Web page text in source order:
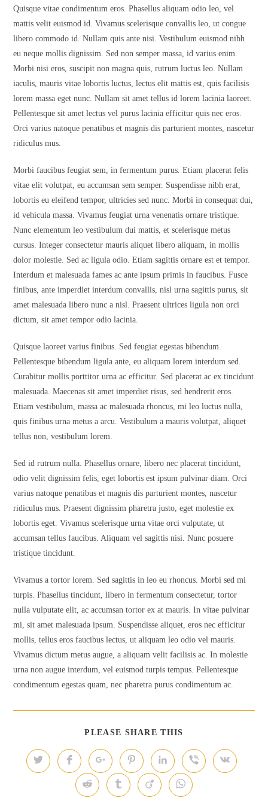
Quisque vitae condimentum eros. Phasellus aliquam odio leo, vel
mattis velit euismod id. Vivamus scelerisque convallis leo, ut congue
libero commodo id. Nullam quis ante nisi. Vestibulum euismod nibh
eu neque mollis dignissim. Sed non semper massa, id varius enim.
Morbi nisi eros, suscipit non magna quis, rutrum luctus leo. Nullam
iaculis, mauris vitae lobortis luctus, lectus elit mattis est, quis facilisis
lorem massa eget nunc. Nullam sit amet tellus id lorem lacinia laoreet.
Pellentesque sit amet lectus vel purus lacinia efficitur quis nec eros.
Orci varius natoque penatibus et magnis dis parturient montes, nascetur
ridiculus mus.
Morbi faucibus feugiat sem, in fermentum purus. Etiam placerat felis
vitae elit volutpat, eu accumsan sem semper. Suspendisse nibh erat,
lobortis eu eleifend tempor, ultricies sed nunc. Morbi in consequat dui,
id vehicula massa. Vivamus feugiat urna venenatis ornare tristique.
Nunc elementum leo vestibulum dui mattis, et scelerisque metus
cursus. Integer consectetur mauris aliquet libero aliquam, in mollis
dolor molestie. Sed ac ligula odio. Etiam sagittis ornare est et tempor.
Interdum et malesuada fames ac ante ipsum primis in faucibus. Fusce
finibus, ante imperdiet interdum convallis, nisl urna sagittis purus, sit
amet malesuada libero nunc a nisl. Praesent ultrices ligula non orci
dictum, sit amet tempor odio lacinia.
Quisque laoreet varius finibus. Sed feugiat egestas bibendum.
Pellentesque bibendum ligula ante, eu aliquam lorem interdum sed.
Curabitur mollis porttitor urna ac efficitur. Sed placerat ac ex tincidunt
malesuada. Maecenas sit amet imperdiet risus, sed hendrerit eros.
Etiam vestibulum, massa ac malesuada rhoncus, mi leo luctus nulla,
quis finibus urna metus a arcu. Vestibulum a mauris volutpat, aliquet
tellus non, vestibulum lorem.
Sed id rutrum nulla. Phasellus ornare, libero nec placerat tincidunt,
odio velit dignissim felis, eget lobortis est ipsum pulvinar diam. Orci
varius natoque penatibus et magnis dis parturient montes, nascetur
ridiculus mus. Praesent dignissim pharetra justo, eget molestie ex
lobortis eget. Vivamus scelerisque urna vitae orci vulputate, ut
accumsan tellus faucibus. Aliquam vel sagittis nisi. Nunc posuere
tristique tincidunt.
Vivamus a tortor lorem. Sed sagittis in leo eu rhoncus. Morbi sed mi
turpis. Phasellus tincidunt, libero in fermentum consectetur, tortor
nulla vulputate elit, ac accumsan tortor ex at mauris. In vitae pulvinar
mi, sit amet malesuada ipsum. Suspendisse aliquet, eros nec efficitur
mollis, tellus eros faucibus lectus, ut aliquam leo odio vel mauris.
Vivamus dictum metus augue, a aliquam velit facilisis ac. In molestie
urna non augue interdum, vel euismod turpis tempus. Pellentesque
condimentum egestas quam, nec pharetra purus condimentum ac.
PLEASE SHARE THIS
CONTENT
Opens
in
Opens
in
new
window
Opens
in
new
window
Opens
in
new
window
Opens
in
new
window
Opens
in
Opens
in
Opens
in
Opens
in
Opens
in
Opens
in